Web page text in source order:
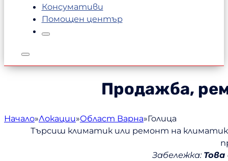
Консумативи
Помощен център
Продажба,
Начало Локации Област Варна Голица
Търсиш климатик или ремонт на
Забележка: